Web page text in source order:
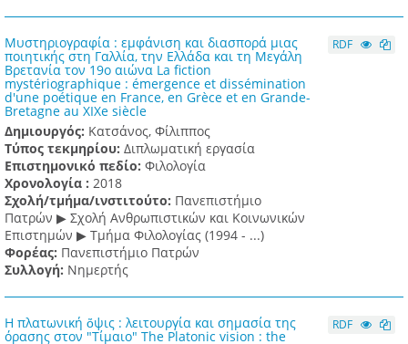
Μυστηριογραφία : εµφάνιση και διασπορά µιας
ποιητικής στη Γαλλία, την Ελλάδα και τη Μεγάλη
Βρετανία τον 19ο αιώνα La fiction
mystériographique : émergence et dissémination
d'une poétique en France, en Grèce et en Grande-
Bretagne au XIXe siècle
Δημιουργός: Κατσάνος, Φίλιππος
Τύπος τεκμηρίου: Διπλωματική εργασία
Επιστημονικό πεδίο: Φιλολογία
Χρονολογία : 2018
Σχολή/τμήμα/ινστιτούτο: Πανεπιστήμιο
Πατρών ▶ Σχολή Ανθρωπιστικών και Κοινωνικών
Επιστημών ▶ Τμήμα Φιλολογίας (1994 - ...)
Φορέας: Πανεπιστήμιο Πατρών
Συλλογή: Νημερτής
RDF
Η πλατωνική ὄψις : λειτουργία και σημασία της
όρασης στον "Τίμαιο" The Platonic vision : the
RDF